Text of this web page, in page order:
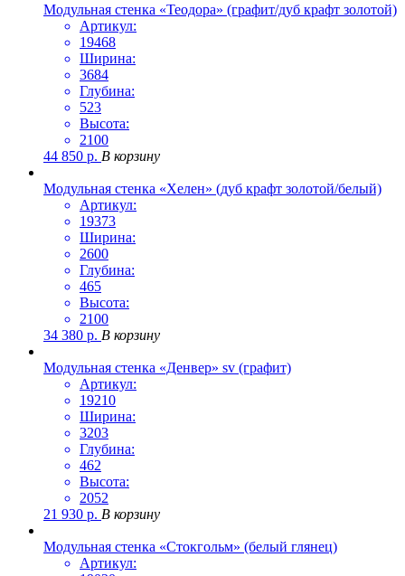
Модульная стенка «Теодора» (графит/дуб крафт золотой)
Артикул:
19468
Ширина:
3684
Глубина:
523
Высота:
2100
44 850 р. В корзину
Модульная стенка «Хелен» (дуб крафт золотой/белый)
Артикул:
19373
Ширина:
2600
Глубина:
465
Высота:
2100
34 380 р. В корзину
Модульная стенка «Денвер» sv (графит)
Артикул:
19210
Ширина:
3203
Глубина:
462
Высота:
2052
21 930 р. В корзину
Модульная стенка «Стокгольм» (белый глянец)
Артикул: